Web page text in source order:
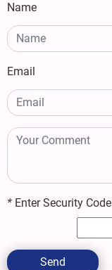
Name
Email
* Enter Security Code
Send